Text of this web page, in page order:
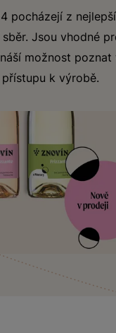
pocházejí z
Jsou vhodné
možnost
k výrobě.